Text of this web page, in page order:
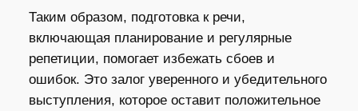
Таким образом, подготовка к речи,
включающая планирование и регулярные
репетиции, помогает избежать сбоев и
ошибок. Это залог уверенного и убедительного
выступления, которое оставит положительное